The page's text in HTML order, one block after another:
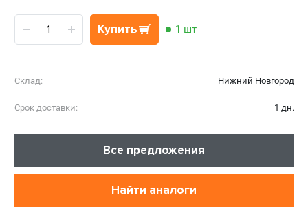
Купить 1 шт
Склад: Нижний Новгород
Срок доставки: 1 дн.
Все предложения
Найти аналоги